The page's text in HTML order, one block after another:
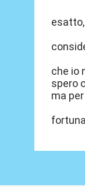
che io
spero
ma